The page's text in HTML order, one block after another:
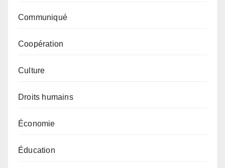
Communiqué
Coopération
Culture
Droits humains
Économie
Éducation